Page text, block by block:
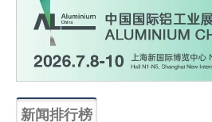
新闻排行榜